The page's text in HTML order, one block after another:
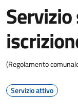
(Regolamento
Servizio attivo